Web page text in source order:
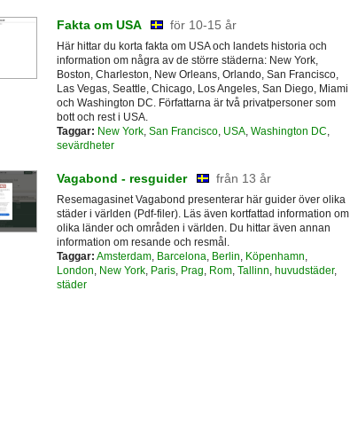
Fakta om USA för 10-15 år
Här hittar du korta fakta om USA och landets historia och
information om några av de större städerna: New York,
Boston, Charleston, New Orleans, Orlando, San Francisco,
Las Vegas, Seattle, Chicago, Los Angeles, San Diego, Miami
och Washington DC. Författarna är två privatpersoner som
bott och rest i USA.
Taggar: New York, San Francisco, USA, Washington DC,
sevärdheter
Vagabond - resguider från 13 år
Resemagasinet Vagabond presenterar här guider över olika
städer i världen (Pdf-filer). Läs även kortfattad information om
olika länder och områden i världen. Du hittar även annan
information om resande och resmål.
Taggar: Amsterdam, Barcelona Berlin Köpenhamn
London New York, Paris, Prag Rom, Tallinn huvudstäder,
städer